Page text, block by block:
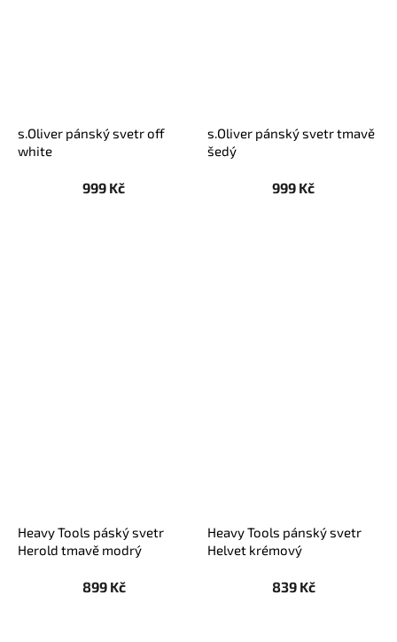
s.Oliver pánský svetr off
white
999 Kč
s.Oliver pánský svetr tmavě
šedý
999 Kč
Heavy Tools páský svetr
Herold tmavě modrý
899 Kč
Heavy Tools pánský svetr
Helvet krémový
839 Kč